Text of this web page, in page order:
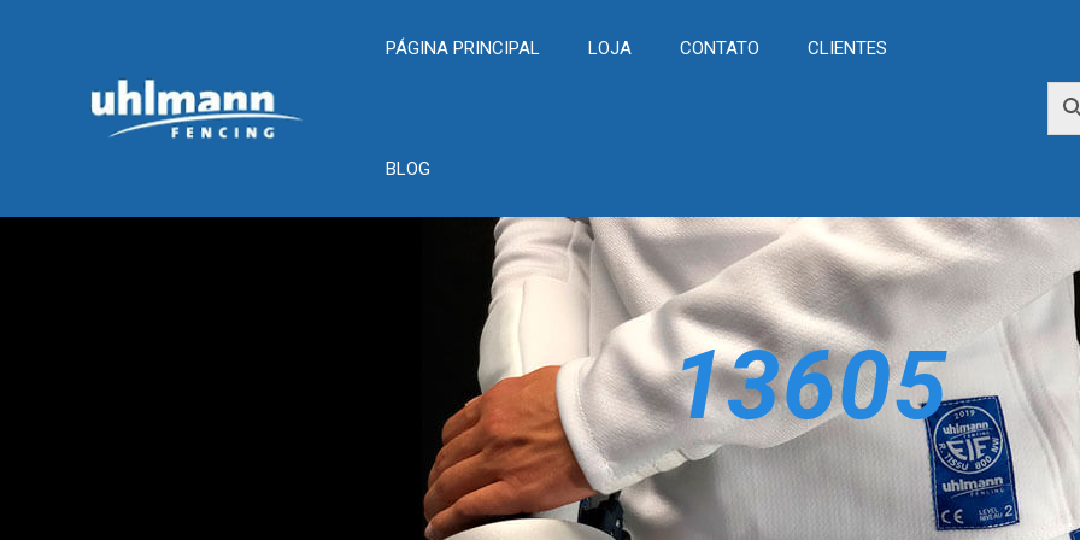
PÁGINA PRINCIPAL LOJA CONTATO CLIENTES
BLOG
13605